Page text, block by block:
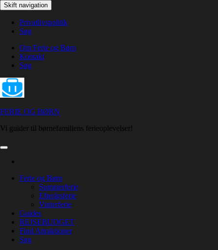
Skip
to
content
Skift navigation
Privatlivspolitik
Søg
Om Ferie og Børn
Kontakt
Søg
FERIE OG BØRN
Vi guider til børnefamiliens ferieoplevelser!
Ferie og Børn
Sommerferie
Efterårsferie
Vinterferie
Guides
REJSEBUDGET
Find Attraktioner
Søg